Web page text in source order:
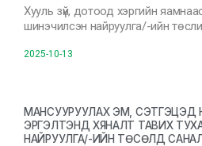
Хууль зүй, дотоод хэргийн
шинэчилсэн найруулга/-ийн
2025-10-13
МАНСУУРУУЛАХ ЭМ, СЭТГЭЦЭД
ЭРГЭЛТЭНД ХЯНАЛТ ТАВИХ
НАЙРУУЛГА/-ИЙН ТӨСӨЛД